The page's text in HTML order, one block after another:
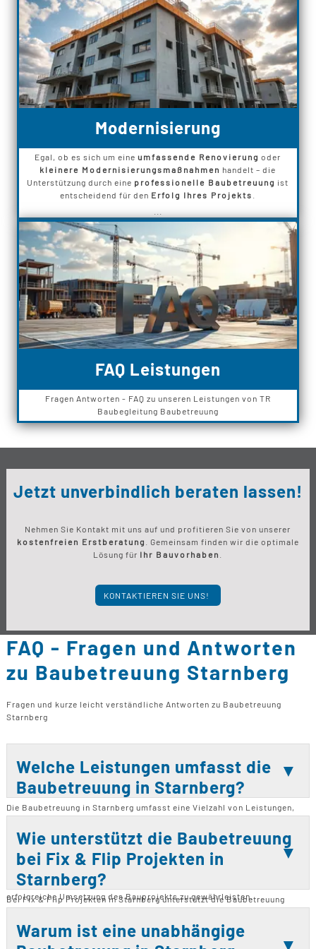
Modernisierung
Egal, ob es sich um eineumfassende Renovierung oder
kleinere Modernisierungsmaßnahmen handelt – die
Unterstützung durch eine professionelle Baubetreuung ist
entscheidend für den Erfolg Ihres Projekts
FAQ Leistungen
Fragen Antworten - FAQ zu unseren Leistungen von TR
Baubegleitung Baubetreuung
Jetzt unverbindlich beraten lassen!
Nehmen Sie Kontakt mit uns auf und profitieren Sie von unserer
kostenfreien Erstberatung
. Gemeinsam finden wir die optimale
Lösung für Ihr Bauvorhaben
KONTAKTIEREN SIE UNS!
FAQ - Fragen und Antworten
zu Baubetreuung Starnberg
Fragen und kurze leicht verständliche Antworten zu Baubetreuung
Starnberg
Welche Leistungen umfasst die
Baubetreuung in Starnberg?
Die Baubetreuung in Starnberg umfasst eine Vielzahl von Leistungen,
Umbauten. Zusätzlich bieten wir Bauberatungen und Kaufberatungen an.
Wir arbeiten eng mit Architekten zusammen, um sicherzustellen, dass
alle Bauvorhaben im Zeit- und Kostenrahmen bleiben. Unsere
Dienstleistungen beinhalten auch die Organisation von Fremdfirmen, um
den Bauprozess effizient zu gestalten. Ziel ist es, eine transparente und
erfolgreiche Umsetzung des Bauprojekts zu gewährleisten.
Wie unterstützt die Baubetreuung
bei Fix & Flip Projekten in
Starnberg?
Bei Fix & Flip Projekten in Starnberg unterstützt die Baubetreuung
von der Renovierung bis zum Verkauf. Wir stellen sicher, dass alle
Arbeiten den Qualitätsstandards entsprechen und im vorgegebenen
Warum ist eine unabhängige